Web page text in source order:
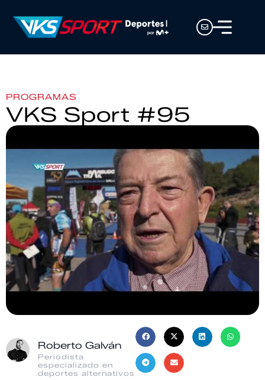
PROGRAMAS
VKS Sport #95
Roberto Galván
Periodista
especializado en
deportes alternativos